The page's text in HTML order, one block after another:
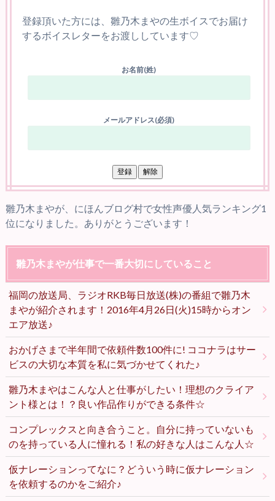
登録頂いた方には、雛乃木まやの生ボイスでお届け
するボイスレターをお渡ししています♡
お名前(姓)
メールアドレス(必須)
雛乃木まやが、にほんブログ村で女性声優人気ランキング1
位になりました。ありがとうございます！
雛乃木まやが仕事で一番大切にしていること
福岡の放送局、ラジオRKB毎日放送(株)の番組で雛乃木
まやが紹介されます！2016年4月26日(火)15時からオン
エア放送♪
おかげさまで半年間で依頼件数100件に! ココナラはサー
ビスの大切な本質を私に気づかせてくれた♪
雛乃木まやはこんな人と仕事がしたい！理想のクライア
ント様とは！？良い作品作りができる条件☆
コンプレックスと向き合うこと。自分に持っていないも
のを持っている人に憧れる！私の好きな人はこんな人☆
仮ナレーションってなに？どういう時に仮ナレーション
を依頼するのかをご紹介♪